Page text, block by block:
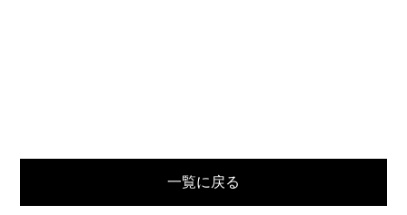
一覧に戻る